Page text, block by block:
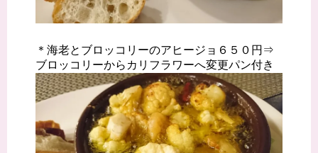
＊海老とブロッコリーのアヒージョ６５０円⇒
ブロッコリーからカリフラワーへ変更パン付き